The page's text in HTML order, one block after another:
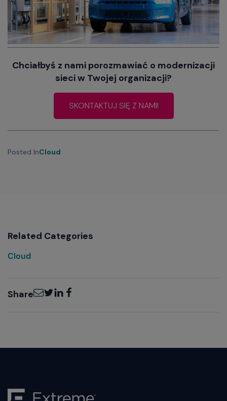
Chciałbyś z nami porozmawiać o modernizacji
sieci w Twojej organizacji?
SKONTAKTUJ SIĘ Z NAMI!
Posted InCloud
Related Categories
Cloud
ShareEmailTwitter
LinkedInFacebook